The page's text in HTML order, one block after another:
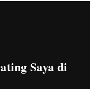
Saya di